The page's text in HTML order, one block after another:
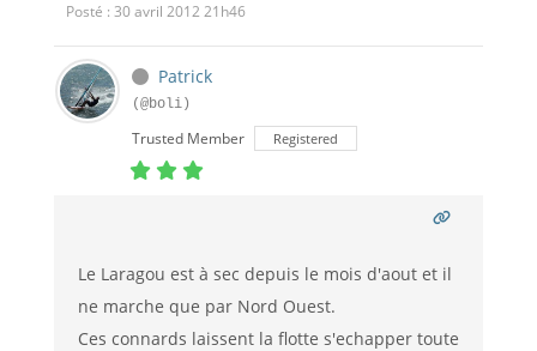
Posté : 30 avril 2012 21h46
Patrick
(@boli)
Trusted Member Registered
Le Laragou est à sec depuis le mois d'aout et il
ne marche que par Nord Ouest.
Ces connards laissent la flotte s'echapper toute